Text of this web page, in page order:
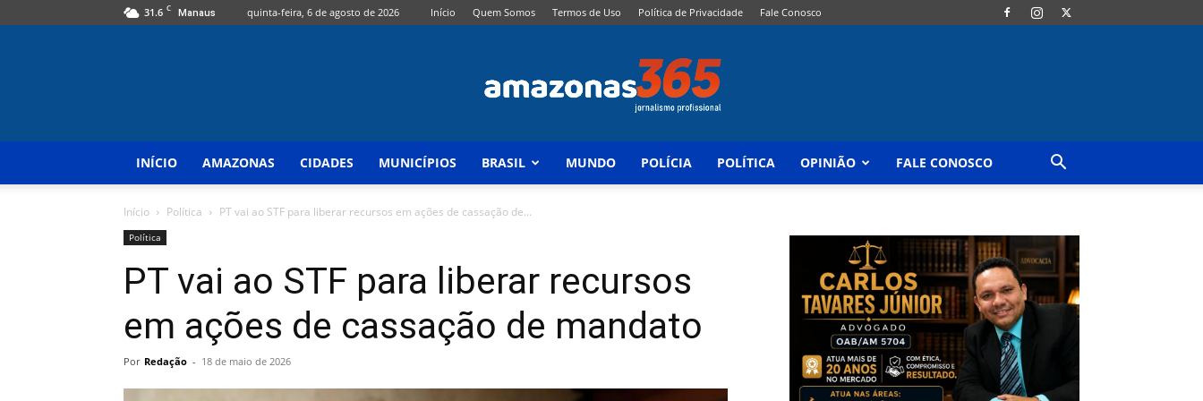
31.6 C Manaus quinta-feira, 6 de agosto de 2026 Início Quem Somos Termos de Uso Política de Privacidade Fale Conosco
365
INÍCIO AMAZONAS CIDADES MUNICÍPIOS BRASIL MUNDO POLÍCIA POLÍTICA OPINIÃO FALE CONOSCO
Início Política PT vai ao STF para liberar recursos em ações de cassação de...
Política
PT vai ao STF para liberar recursos
em ações de cassação de mandato
Por Redação - 18 de maio de 2026